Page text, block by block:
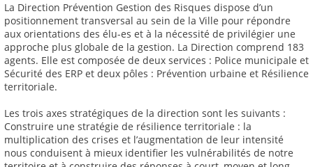
La Direction Prévention Gestion des Risques dispose d’un
positionnement transversal au sein de la Ville pour répondre
aux orientations des élu-es et à la nécessité de privilégier une
approche plus globale de la gestion. La Direction comprend 183
agents. Elle est composée de deux services : Police municipale et
Sécurité des ERP et deux pôles : Prévention urbaine et Résilience
territoriale.
Les trois axes stratégiques de la direction sont les suivants :
Construire une stratégie de résilience territoriale : la
multiplication des crises et l’augmentation de leur intensité
nous conduisent à mieux identifier les vulnérabilités de notre